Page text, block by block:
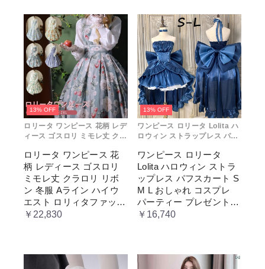
13% OFF
ロリータ ワンピース 花柄 レデ
ィース ゴスロリ ミモレ丈 クラ
ウエスト ロリィタファッショ
ン レトロ風 クラシカル 上品
かわいい 日常着 通勤 お出かけ
仮 通学
ロリータ ワンピース 花
柄 レディース ゴスロリ
ミモレ丈 クラロリ リボ
ン 冬服 Aライン ハイウ
エスト ロリィタファッシ
ョン レトロ風 クラシカ
￥22,830
13% OFF
ワンピース ロリータ Lolita ハ
ロウィン ストラップレス パフ
プレ パーティー プレゼント レ
ディース コスチューム プリン
セス ロマンティック ブル ドレ
ス
ワンピース ロリータ
Lolita ハロウィン ストラ
ップレス パフスカート S
M L おしゃれ コスプレ
パーティー プレゼント
レディース コスチューム
￥16,740